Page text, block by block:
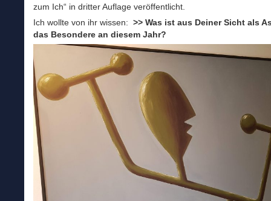
zum Ich“ in dritter Auflage veröffentlicht.
Ich wollte von ihr wissen: >> Was ist aus Deiner Sicht als
das Besondere an diesem Jahr?